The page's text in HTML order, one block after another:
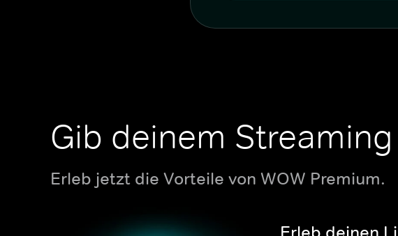
Gib deinem
Erleb jetzt die Vorteile von WOW Premium.